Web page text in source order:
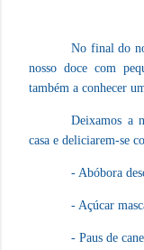
No final do
nosso doce com
também a conhecer
Deixamos a
casa e deliciarem-se
- Abóbora
- Açúcar
- Paus de